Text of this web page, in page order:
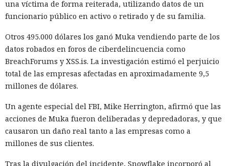
una víctima de forma reiterada, utilizando datos de un
funcionario público en activo o retirado y de su familia.
Otros 495.000 dólares los ganó Muka vendiendo parte de los
datos robados en foros de ciberdelincuencia como
BreachForums y XSS.is. La investigación estimó el perjuicio
total de las empresas afectadas en aproximadamente 9,5
millones de dólares.
Un agente especial del FBI, Mike Herrington, afirmó que las
acciones de Muka fueron deliberadas y depredadoras, y que
causaron un daño real tanto a las empresas como a
millones de sus clientes.
Tras la divulgación del incidente, Snowflake incorporó al